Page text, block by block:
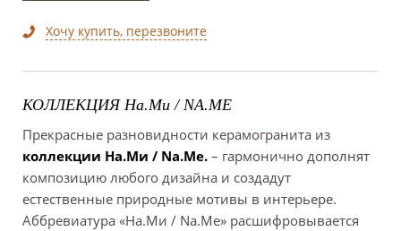
Хочу купить, перезвоните
КОЛЛЕКЦИЯ На.Ми / NA.ME
Прекрасные разновидности керамогранита из
коллекции На.Ми / Na.Me. – гармонично дополнят
композицию любого дизайна и создадут
естественные природные мотивы в интерьере.
Аббревиатура «На.Ми / Na.Me» расшифровывается